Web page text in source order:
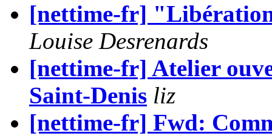
[nettime-fr]
Louise Desrenards
[nettime-fr] Atelier
Saint-Denis liz
[nettime-fr] Fwd: